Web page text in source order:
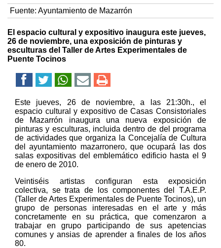
Fuente: Ayuntamiento de Mazarrón
El espacio cultural y expositivo inaugura este jueves,
26 de noviembre, una exposición de pinturas y
esculturas del Taller de Artes Experimentales de
Puente Tocinos
Este jueves, 26 de noviembre, a las 21:30h., el
espacio cultural y expositivo de Casas Consistoriales
de Mazarrón inaugura una nueva exposición de
pinturas y esculturas, incluida dentro de del programa
de actividades que organiza la Concejalía de Cultura
del ayuntamiento mazarronero, que ocupará las dos
salas expositivas del emblemático edificio hasta el 9
de enero de 2010.
Veintiséis artistas configuran esta exposición
colectiva, se trata de los componentes del T.A.E.P.
(Taller de Artes Experimentales de Puente Tocinos), un
grupo de personas interesadas en el arte y más
concretamente en su práctica, que comenzaron a
trabajar en grupo participando de sus apetencias
comunes y ansias de aprender a finales de los años
80.